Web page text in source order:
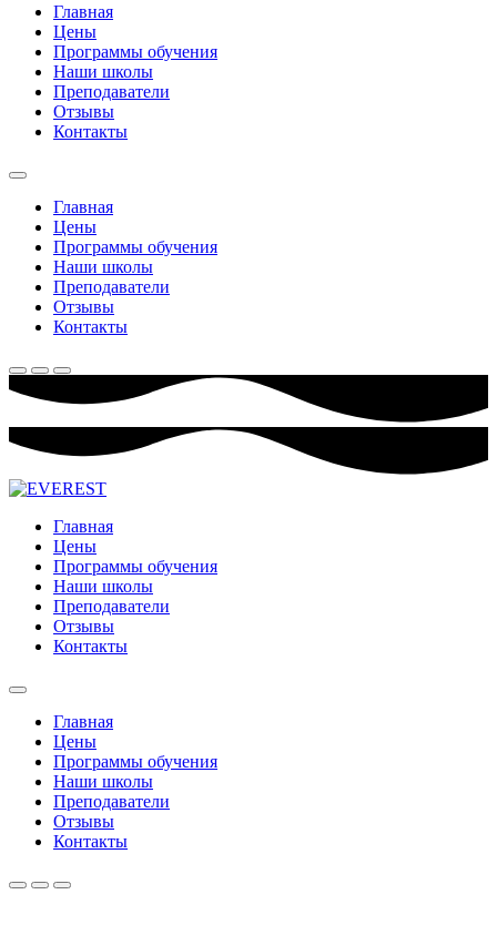
Главная
Цены
Программы обучения
Наши школы
Преподаватели
Отзывы
Контакты
Главная
Цены
Программы обучения
Наши школы
Преподаватели
Отзывы
Контакты
Главная
Цены
Программы обучения
Наши школы
Преподаватели
Отзывы
Контакты
Главная
Цены
Программы обучения
Наши школы
Преподаватели
Отзывы
Контакты